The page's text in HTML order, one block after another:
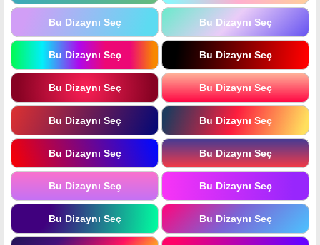
Bu Dizaynı Seç Bu Dizaynı Seç
Bu Dizaynı Seç Bu Dizaynı Seç
Bu Dizaynı Seç Bu Dizaynı Seç
Bu Dizaynı Seç Bu Dizaynı Seç
Bu Dizaynı Seç Bu Dizaynı Seç
Bu Dizaynı Seç Bu Dizaynı Seç
Bu Dizaynı Seç Bu Dizaynı Seç